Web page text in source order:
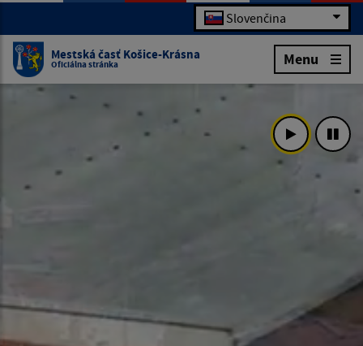
Slovenčina
Mestská časť Košice-Krásna
Oficiálna stránka Menu